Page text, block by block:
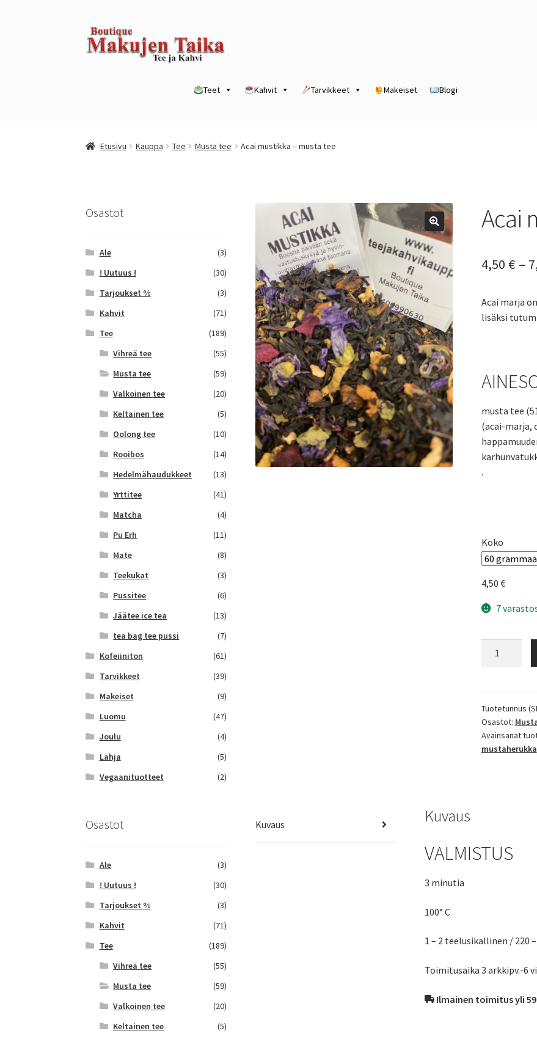
Siirry
navigointiin
Siirry
sisältöön
Teet Kahvit Tarvikkeet Makeiset Blogi
Yrityksille
Etusivu Kauppa Tee Musta tee Acai mustikka – musta tee
Acai
4,50 € –
Acai marja
lisäksi
musta tee
(acai-marja,
.
Koko
4,50 €
7
tee
määrä
Tuotetunnus
Osastot:
Avainsanat
mustaherukka
Kuvaus Kuvaus
VALMISTUS
3 minutia
100° C
1 – 2 teelusikallinen / 220
Toimitusaika 3 arkkipv.-6
Ilmainen toimitus yli
Osastot
Ale
(3)
! Uutuus !
(30)
Tarjoukset %
(3)
Kahvit
(71)
Tee
(189)
Vihreä tee
(55)
Musta tee
(59)
Valkoinen tee
(20)
Keltainen tee
(5)
Oolong tee
(10)
Rooibos
(14)
Hedelmähaudukkeet
(13)
Yrttitee
(41)
Matcha
(4)
Pu Erh
(11)
Mate
(8)
Teekukat
(3)
Pussitee
(6)
Jäätee ice tea
(13)
tea bag tee pussi
(7)
Kofeiiniton
(61)
Tarvikkeet
(39)
Makeiset
(9)
Luomu
(47)
Joulu
(4)
Lahja
(5)
Vegaanituotteet
(2)
Osastot
Ale
(3)
! Uutuus !
(30)
Tarjoukset %
(3)
Kahvit
(71)
Tee
(189)
Vihreä tee
(55)
Musta tee
(59)
Valkoinen tee
(20)
Keltainen tee
(5)